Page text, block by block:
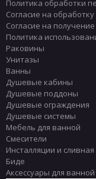
Политика обработки
Согласие на
Согласие на
Политика
Раковины
Унитазы
Ванны
Душевые кабины
Душевые поддоны
Душевые ограждения
Душевые системы
Мебель для ванной
Смесители
Инсталляции и
Биде
Аксессуары для ванной